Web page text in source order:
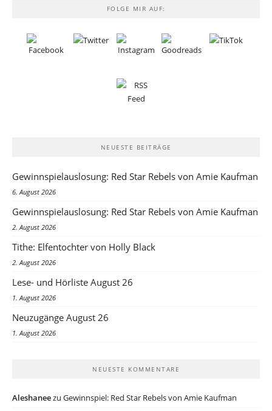
FOLGE MIR AUF:
NEUESTE BEITRÄGE
Gewinnspielauslosung: Red Star Rebels von Amie Kaufman
6. August 2026
Gewinnspielauslosung: Red Star Rebels von Amie Kaufman
2. August 2026
Tithe: Elfentochter von Holly Black
2. August 2026
Lese- und Hörliste August 26
1. August 2026
Neuzugänge August 26
1. August 2026
NEUESTE KOMMENTARE
Aleshaneezu Gewinnspiel: Red Star Rebels von Amie Kaufman